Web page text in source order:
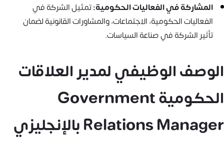
المشاركة في الفعاليات الحكومية:تمثيل الشركة في
الفعاليات الحكومية، الاجتماعات، والمشاورات القانونية لضمان
تأثير الشركة في صناعة السياسات.
الوصف الوظيفي لمدير العلاقات
الحكومية Government
Relations Manager بالإنجليزي